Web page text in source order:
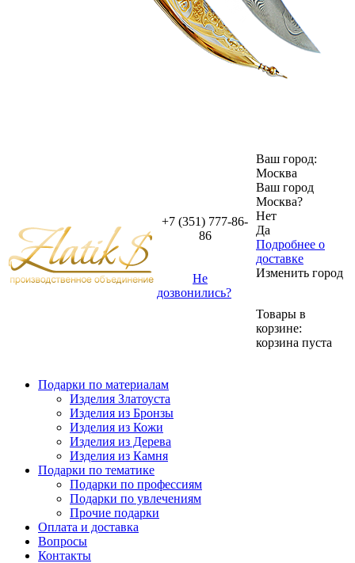
+7 (351) 777-86-
86
Не
дозвонились?
Ваш город:
Москва
Ваш город
Москва?
Нет
Да
Подробнее о
доставке
Изменить город
Товары в
корзине:
корзина пуста
Подарки по материалам
Изделия Златоуста
Изделия из Бронзы
Изделия из Кожи
Изделия из Дерева
Изделия из Камня
Подарки по тематике
Подарки по профессиям
Подарки по увлечениям
Прочие подарки
Оплата и доставка
Вопросы
Контакты